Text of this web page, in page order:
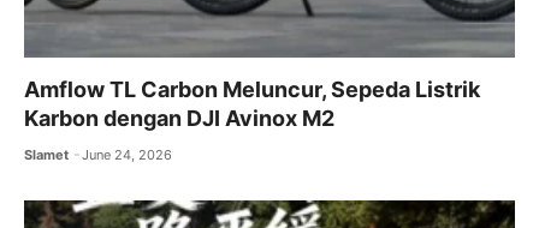
Amflow TL Carbon Meluncur, Sepeda Listrik
Karbon dengan DJI Avinox M2
Slamet June 24, 2026